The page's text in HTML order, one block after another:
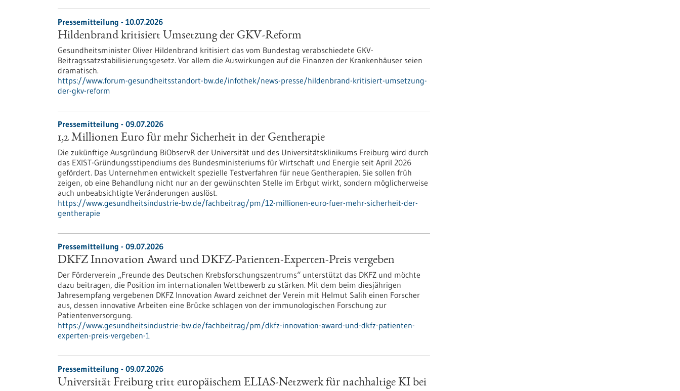
Pressemitteilung - 10.07.2026
Hildenbrand kritisiert Umsetzung der GKV-Reform
Gesundheitsminister Oliver Hildenbrand kritisiert das vom Bundestag verabschiedete GKV-
Beitragssatzstabilisierungsgesetz. Vor allem die Auswirkungen auf die Finanzen der Krankenhäuser seien
dramatisch.
https://www.forum-gesundheitsstandort-bw.de/infothek/news-presse/hildenbrand-kritisiert-umsetzung-
der-gkv-reform
Pressemitteilung - 09.07.2026
1,2 Millionen Euro für mehr Sicherheit in der Gentherapie
Die zukünftige Ausgründung BiObservR der Universität und des Universitätsklinikums Freiburg wird durch
das EXIST-Gründungsstipendiums des Bundesministeriums für Wirtschaft und Energie seit April 2026
gefördert. Das Unternehmen entwickelt spezielle Testverfahren für neue Gentherapien. Sie sollen früh
zeigen, ob eine Behandlung nicht nur an der gewünschten Stelle im Erbgut wirkt, sondern möglicherweise
auch unbeabsichtigte Veränderungen auslöst.
https://www.gesundheitsindustrie-bw.de/fachbeitrag/pm/12-millionen-euro-fuer-mehr-sicherheit-der-
gentherapie
Pressemitteilung - 09.07.2026
DKFZ Innovation Award und DKFZ-Patienten-Experten-Preis vergeben
Der Förderverein „Freunde des Deutschen Krebsforschungszentrums“ unterstützt das DKFZ und möchte
dazu beitragen, die Position im internationalen Wettbewerb zu stärken. Mit dem beim diesjährigen
Jahresempfang vergebenen DKFZ Innovation Award zeichnet der Verein mit Helmut Salih einen Forscher
aus, dessen innovative Arbeiten eine Brücke schlagen von der immunologischen Forschung zur
Patientenversorgung.
https://www.gesundheitsindustrie-bw.de/fachbeitrag/pm/dkfz-innovation-award-und-dkfz-patienten-
experten-preis-vergeben-1
Pressemitteilung - 09.07.2026
Universität Freiburg tritt europäischem ELIAS-Netzwerk für nachhaltige KI bei